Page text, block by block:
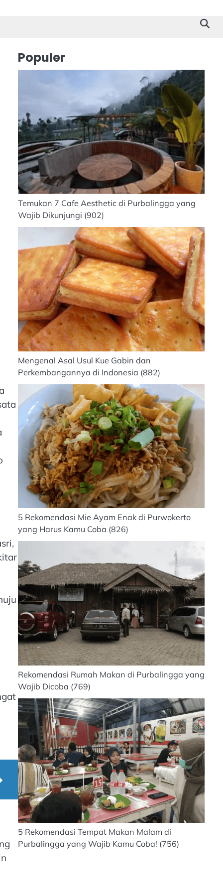
Populer
Temukan 7 Cafe Aesthetic di Purbalingga yang
Wajib Dikunjungi (902)
Mengenal Asal Usul Kue Gabin dan
Perkembangannya di Indonesia (882)
5 Rekomendasi Mie Ayam Enak di Purwokerto
yang Harus Kamu Coba (826)
Rekomendasi Rumah Makan di Purbalingga yang
Wajib Dicoba (769)
5 Rekomendasi Tempat Makan Malam di
Purbalingga yang Wajib Kamu Coba! (756)